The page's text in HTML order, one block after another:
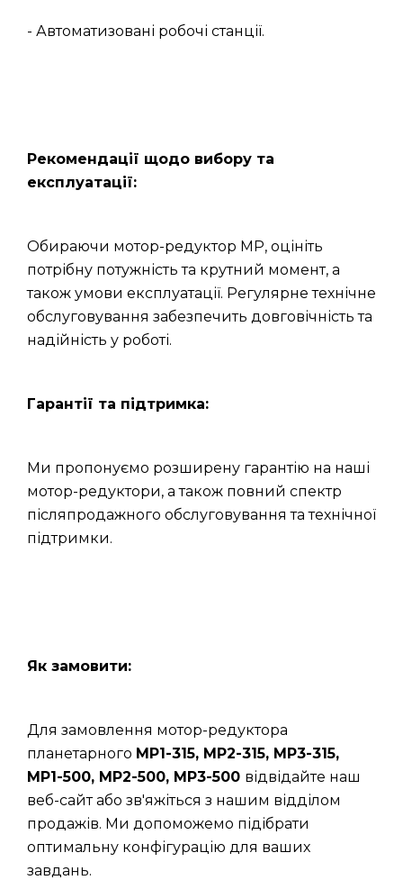
- Автоматизовані робочі станції.
Рекомендації щодо вибору та
експлуатації:
Обираючи мотор-редуктор МР, оцініть
потрібну потужність та крутний момент, а
також умови експлуатації. Регулярне технічне
обслуговування забезпечить довговічність та
надійність у роботі.
Гарантії та підтримка:
Ми пропонуємо розширену гарантію на наші
мотор-редуктори, а також повний спектр
післяпродажного обслуговування та технічної
підтримки.
Як замовити:
Для замовлення мотор-редуктора
планетарного МР1-315, МР2-315, МР3-315,
МР1-500, МР2-500, МР3-500 відвідайте наш
веб-сайт або зв'яжіться з нашим відділом
продажів. Ми допоможемо підібрати
оптимальну конфігурацію для ваших
завдань.